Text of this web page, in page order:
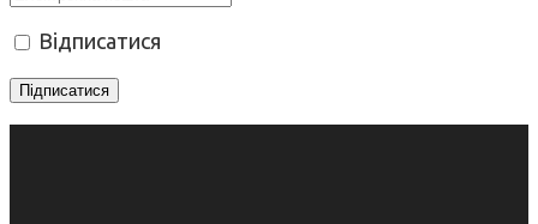
Відписатися